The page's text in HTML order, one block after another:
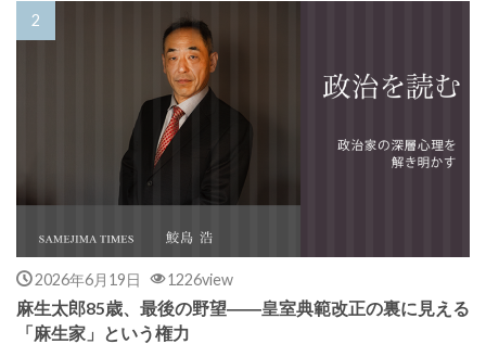
2026年6月19日 1226view
麻生太郎85歳、最後の野望――皇室典範改正の裏に見える
「麻生家」という権力